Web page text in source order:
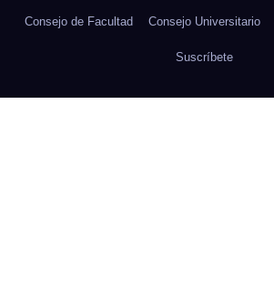
Consejo de Facultad Consejo Universitario
Suscríbete